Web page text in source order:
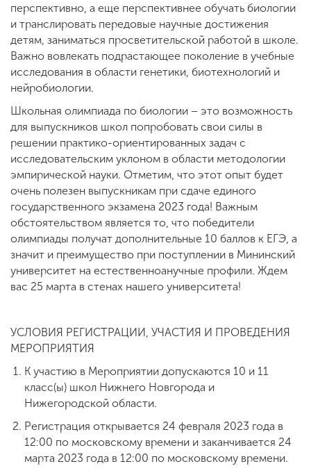
перспективно, а еще перспективнее обучать биологии
и транслировать передовые научные достижения
детям, заниматься просветительской работой в школе.
Важно вовлекать подрастающее поколение в учебные
исследования в области генетики, биотехнологий и
нейробиологии.
Школьная олимпиада по биологии – это возможность
для выпускников школ попробовать свои силы в
решении практико-ориентированных задач с
исследовательским уклоном в области методологии
эмпирической науки. Отметим, что этот опыт будет
очень полезен выпускникам при сдаче единого
государственного экзамена 2023 года! Важным
обстоятельством является то, что победители
олимпиады получат дополнительные 10 баллов к ЕГЭ, а
значит и преимущество при поступлении в Мининский
университет на естественноанучные профили. Ждем
вас 25 марта в стенах нашего университета!
УСЛОВИЯ РЕГИСТРАЦИИ, УЧАСТИЯ И ПРОВЕДЕНИЯ
МЕРОПРИЯТИЯ
К участию в Мероприятии допускаются 10 и 11
класс(ы) школ Нижнего Новгорода и
Нижегородской области.
Регистрация открывается 24 февраля 2023 года в
12:00 по московскому времени и заканчивается 24
марта 2023 года в 12:00 по московскому времени.